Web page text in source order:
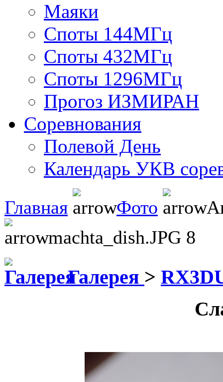
Маяки
Споты 144МГц
Споты 432МГц
Споты 1296МГц
Прогоз ИЗМИРАН
Соревнования
Полевой День
Календарь УКВ
Главная Фото
machta_dish.JPG 8
Галерея >